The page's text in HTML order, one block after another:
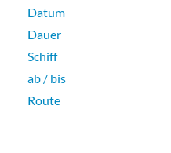
Datum
Dauer
Schiff
ab / bis
Route